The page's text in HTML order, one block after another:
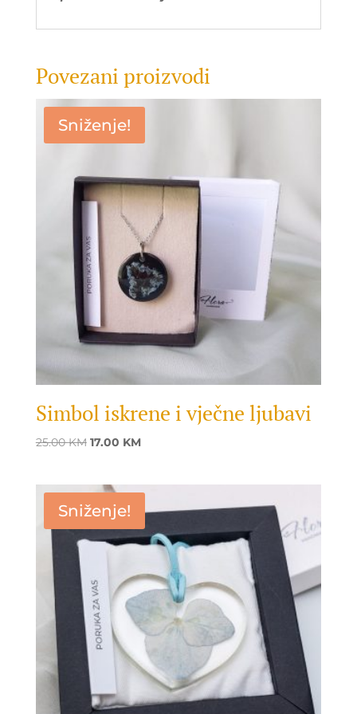
Povezani proizvodi
Sniženje!
Simbol iskrene i vječne ljubavi
25.00KM Original
25.00 KM.
17.00 KMCurrent
17.00 KM.
Sniženje!